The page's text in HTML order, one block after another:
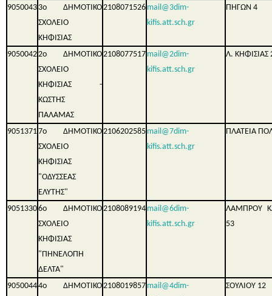
9050043 3ο ΔΗΜΟΤΙΚΟ
ΣΧΟΛΕΙΟ
ΚΗΦΙΣΙΑΣ
2108071526 mail@3dim-
kifis.att.sch.gr
ΠΗΓΩΝ 4
90500422ο ΔΗΜΟΤΙΚΟ
ΣΧΟΛΕΙΟ
ΚΗΦΙΣΙΑΣ -
ΚΩΣΤΗΣ
ΠΑΛΑΜΑΣ
2108077517 mail@2dim-
kifis.att.sch.gr
Λ. ΚΗΦΙΣΙΑΣ
90513717ο ΔΗΜΟΤΙΚΟ
ΣΧΟΛΕΙΟ
ΚΗΦΙΣΙΑΣ
"ΟΔΥΣΣΕΑΣ
ΕΛΥΤΗΣ"
2106202585 mail@7dim-
kifis.att.sch.gr
ΠΛΑΤΕΙΑ
90513306ο ΔΗΜΟΤΙΚΟ
ΣΧΟΛΕΙΟ
ΚΗΦΙΣΙΑΣ
"ΠΗΝΕΛΟΠΗ
ΔΕΛΤΑ"
2108089194 mail@6dim-
kifis.att.sch.gr
ΛΑΜΠΡΟΥ
53
90500444ο ΔΗΜΟΤΙΚΟ2108019857 mail@4dim-
ΣΟΥΛΙΟΥ 12